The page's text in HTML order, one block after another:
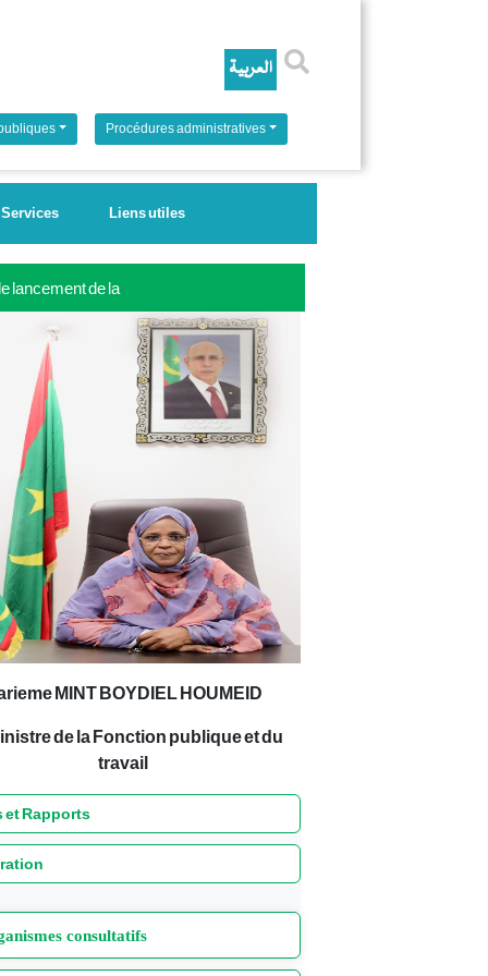
Rechercher
Procédures administratives
Services Liens utiles
lancement de la
MINT BOYDIEL HOUMEID
de la Fonction publique et du
travail
et Rapports
consultatifs